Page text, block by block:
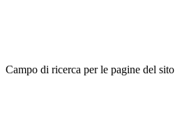
Campo di ricerca per le pagine del sito